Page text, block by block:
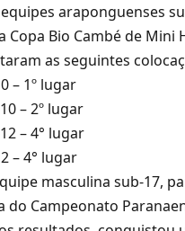
araponguenses
Copa Bio Cambé de
as seguintes
– 1º lugar
– 2º lugar
– 4° lugar
– 4° lugar
masculina sub-17,
do Campeonato